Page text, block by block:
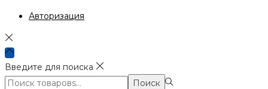
Авторизация
Введите для поиска
Поиск:>
Поиск